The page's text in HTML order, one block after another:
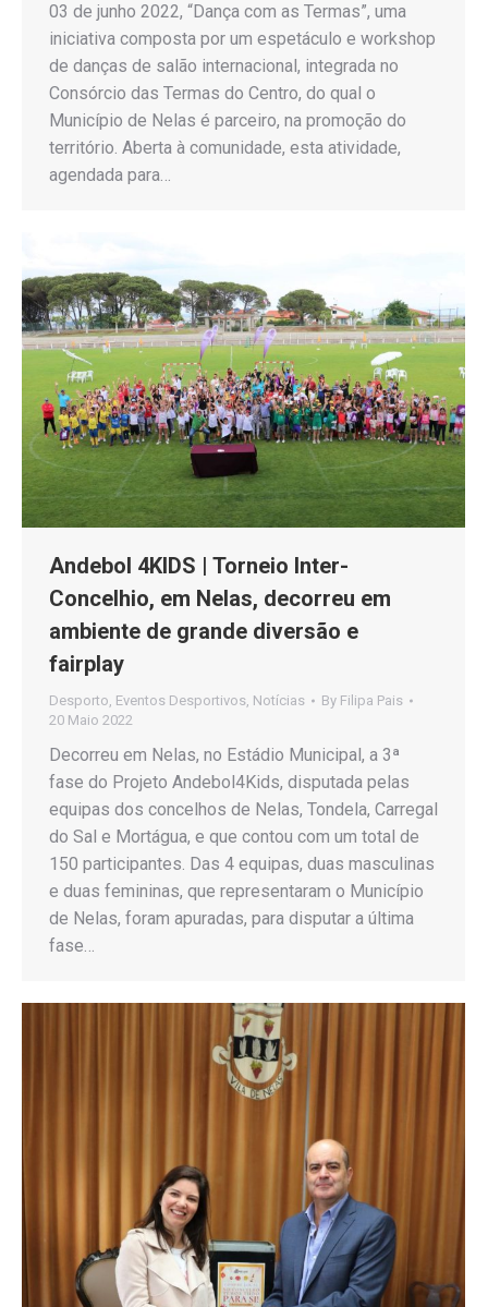
03 de junho 2022, “Dança com as Termas”, uma
iniciativa composta por um espetáculo e workshop
de danças de salão internacional, integrada no
Consórcio das Termas do Centro, do qual o
Município de Nelas é parceiro, na promoção do
território. Aberta à comunidade, esta atividade,
agendada para…
Andebol 4KIDS | Torneio Inter-
Concelhio, em Nelas, decorreu em
ambiente de grande diversão e
fairplay
Desporto, Eventos Desportivos, Notícias By Filipa Pais
20 Maio 2022
Decorreu em Nelas, no Estádio Municipal, a 3ª
fase do Projeto Andebol4Kids, disputada pelas
equipas dos concelhos de Nelas, Tondela, Carregal
do Sal e Mortágua, e que contou com um total de
150 participantes. Das 4 equipas, duas masculinas
e duas femininas, que representaram o Município
de Nelas, foram apuradas, para disputar a última
fase…